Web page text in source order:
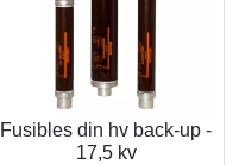
Fusibles din hv back-up -
17,5 kv